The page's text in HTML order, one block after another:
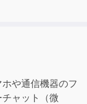
や通信機器のフ
ャット（微